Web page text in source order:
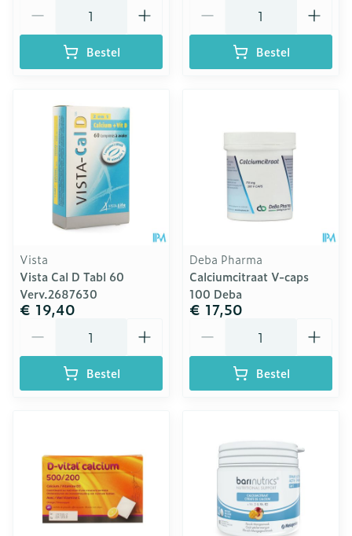
Bestel Bestel
Vista
Vista Cal D Tabl 60
Verv.2687630
€ 19,40
Bestel
Deba Pharma
Calciumcitraat V-caps
100 Deba
€ 17,50
Bestel